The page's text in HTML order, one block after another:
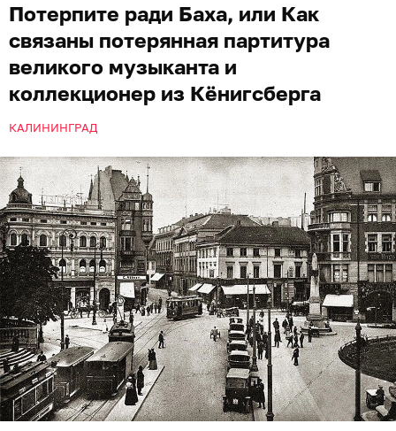
Потерпите ради Баха, или Как
связаны потерянная партитура
великого музыканта и
коллекционер из Кёнигсберга
КАЛИНИНГРАД